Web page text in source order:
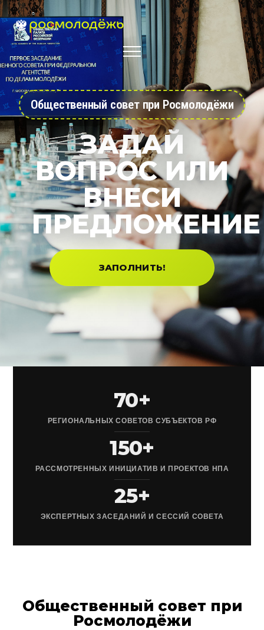
Общественный совет при Росмолодёжи
ЗАДАЙ
ВОПРОС ИЛИ
ВНЕСИ
ПРЕДЛОЖЕНИЕ
ЗАПОЛНИТЬ!
70+
РЕГИОНАЛЬНЫХ СОВЕТОВ СУБЪЕКТОВ РФ
150+
РАССМОТРЕННЫХ ИНИЦИАТИВ И ПРОЕКТОВ НПА
25+
ЭКСПЕРТНЫХ ЗАСЕДАНИЙ И СЕССИЙ СОВЕТА
Общественный совет при
Росмолодёжи